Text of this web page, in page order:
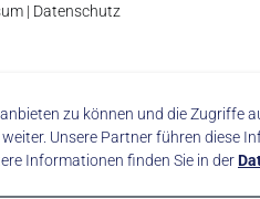
| Datenschutz
by trapez
zu können und die
Unsere Partner führen diese
Informationen finden Sie in der